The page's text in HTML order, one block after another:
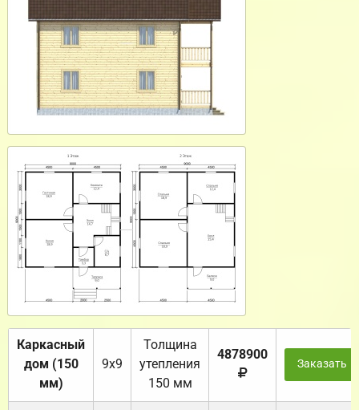
Каркасный
дом (150
мм)
9х9
Толщина
утепления
150 мм
4878900
Заказать